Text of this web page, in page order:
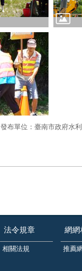
發布單位：臺南市政府水
法令規章
相關法規
網網
推薦